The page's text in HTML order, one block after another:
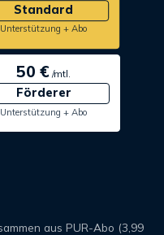
Standard
Unterstützung + Abo
50 € /mtl.
Förderer
Unterstützung + Abo
aus PUR-Abo (3,99